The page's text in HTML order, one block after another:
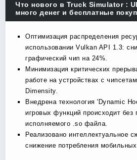
Что нового в Truck Simulator :
много денег и бесплатные
Оптимизация распределения
использовании Vulkan API 1.3:
графический чип на 24%.
Минимизация критических
работе на устройствах с
Dimensity.
Внедрена технология 'Dynamic
игровых функций происходит
исполняемого .so файла.
Реализовано интеллектуальное
снижение потребления